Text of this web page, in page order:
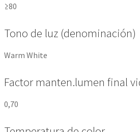
≥80
Tono de luz (denominación)
Warm White
Factor manten.lumen final
0,70